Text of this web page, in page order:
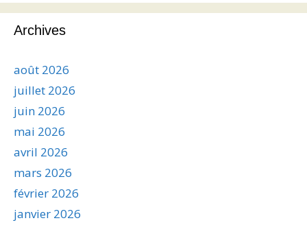
Archives
août 2026
juillet 2026
juin 2026
mai 2026
avril 2026
mars 2026
février 2026
janvier 2026